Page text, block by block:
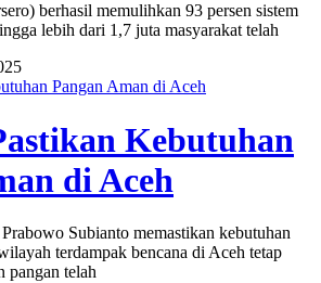
berhasil memulihkan 93 persen sistem
lebih dari 1,7 juta masyarakat telah
Pangan Aman di Aceh
Kebutuhan
di Aceh
Subianto memastikan kebutuhan
terdampak bencana di Aceh tetap
pangan telah